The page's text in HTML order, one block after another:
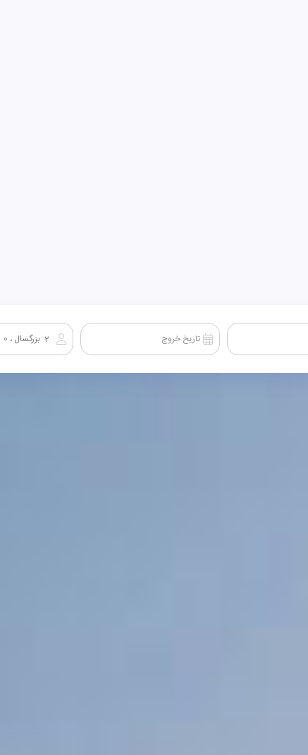
2 بزرگسال ، 0